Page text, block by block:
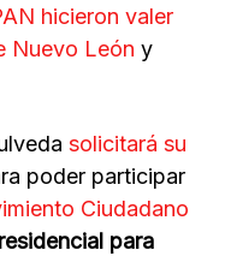
hicieron valer
Nuevo León y
solicitará su
poder participar
Ciudadano
para